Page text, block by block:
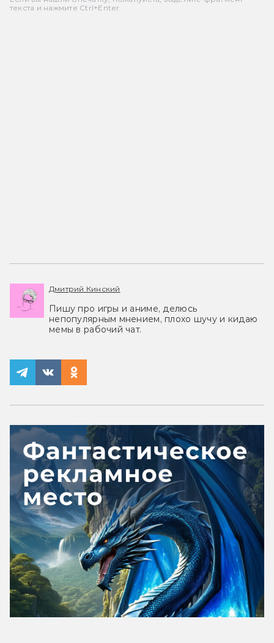
текста и нажмите Ctrl+Enter.
Дмитрий Кинский
Пишу про игры и аниме, делюсь
непопулярным мнением, плохо шучу и кидаю
мемы в рабочий чат.